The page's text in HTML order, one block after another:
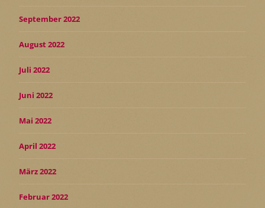
September 2022
August 2022
Juli 2022
Juni 2022
Mai 2022
April 2022
März 2022
Februar 2022